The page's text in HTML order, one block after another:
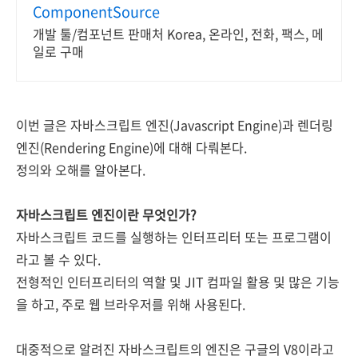
ComponentSource
개발 툴/컴포넌트 판매처 Korea, 온라인, 전화, 팩스, 메
일로 구매
이번 글은 자바스크립트 엔진(Javascript Engine)과 렌더링
엔진(Rendering Engine)에 대해 다뤄본다.
정의와 오해를 알아본다.
자바스크립트 엔진이란 무엇인가?
자바스크립트 코드를 실행하는 인터프리터 또는 프로그램이
라고 볼 수 있다.
전형적인 인터프리터의 역할 및 JIT 컴파일 활용 및 많은 기능
을 하고, 주로 웹 브라우저를 위해 사용된다.
대중적으로 알려진 자바스크립트의 엔진은 구글의 V8이라고